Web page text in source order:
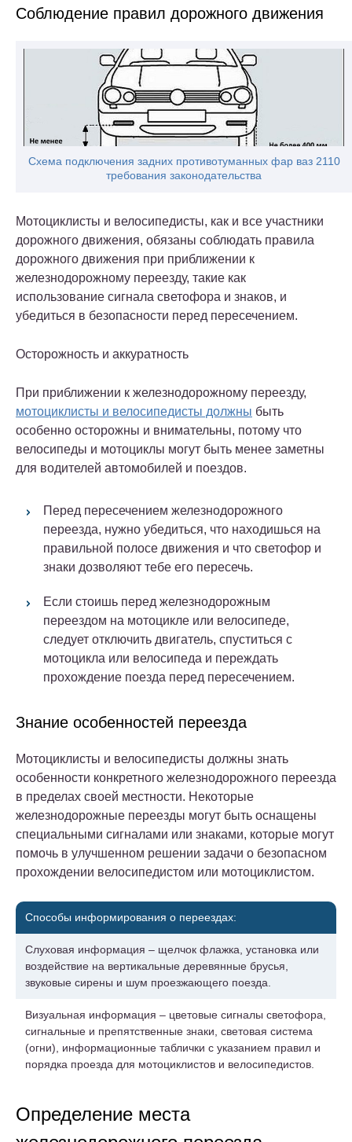
Соблюдение правил дорожного движения
Схема подключения задних противотуманных фар ваз 2110
требования законодательства
Мотоциклисты и велосипедисты, как и все участники
дорожного движения, обязаны соблюдать правила
дорожного движения при приближении к
железнодорожному переезду, такие как
использование сигнала светофора и знаков, и
убедиться в безопасности перед пересечением.
Осторожность и аккуратность
При приближении к железнодорожному переезду,
мотоциклисты и велосипедисты должны быть
особенно осторожны и внимательны, потому что
велосипеды и мотоциклы могут быть менее заметны
для водителей автомобилей и поездов.
Перед пересечением железнодорожного
переезда, нужно убедиться, что находишься на
правильной полосе движения и что светофор и
знаки дозволяют тебе его пересечь.
Если стоишь перед железнодорожным
переездом на мотоцикле или велосипеде,
следует отключить двигатель, спуститься с
мотоцикла или велосипеда и переждать
прохождение поезда перед пересечением.
Знание особенностей переезда
Мотоциклисты и велосипедисты должны знать
особенности конкретного железнодорожного переезда
в пределах своей местности. Некоторые
железнодорожные переезды могут быть оснащены
специальными сигналами или знаками, которые могут
помочь в улучшенном решении задачи о безопасном
прохождении велосипедистом или мотоциклистом.
Способы информирования о переездах:
Слуховая информация – щелчок флажка, установка или
воздействие на вертикальные деревянные брусья,
звуковые сирены и шум проезжающего поезда.
Визуальная информация – цветовые сигналы светофора,
сигнальные и препятственные знаки, световая система
(огни), информационные таблички с указанием правил и
порядка проезда для мотоциклистов и велосипедистов.
Определение места